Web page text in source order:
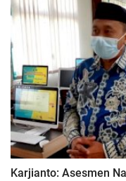
Karjianto: Asesmen